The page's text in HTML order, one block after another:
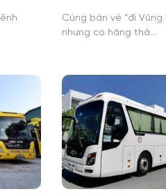
Cùng bán vé “đi Vũng
nhưng có hãng thả…